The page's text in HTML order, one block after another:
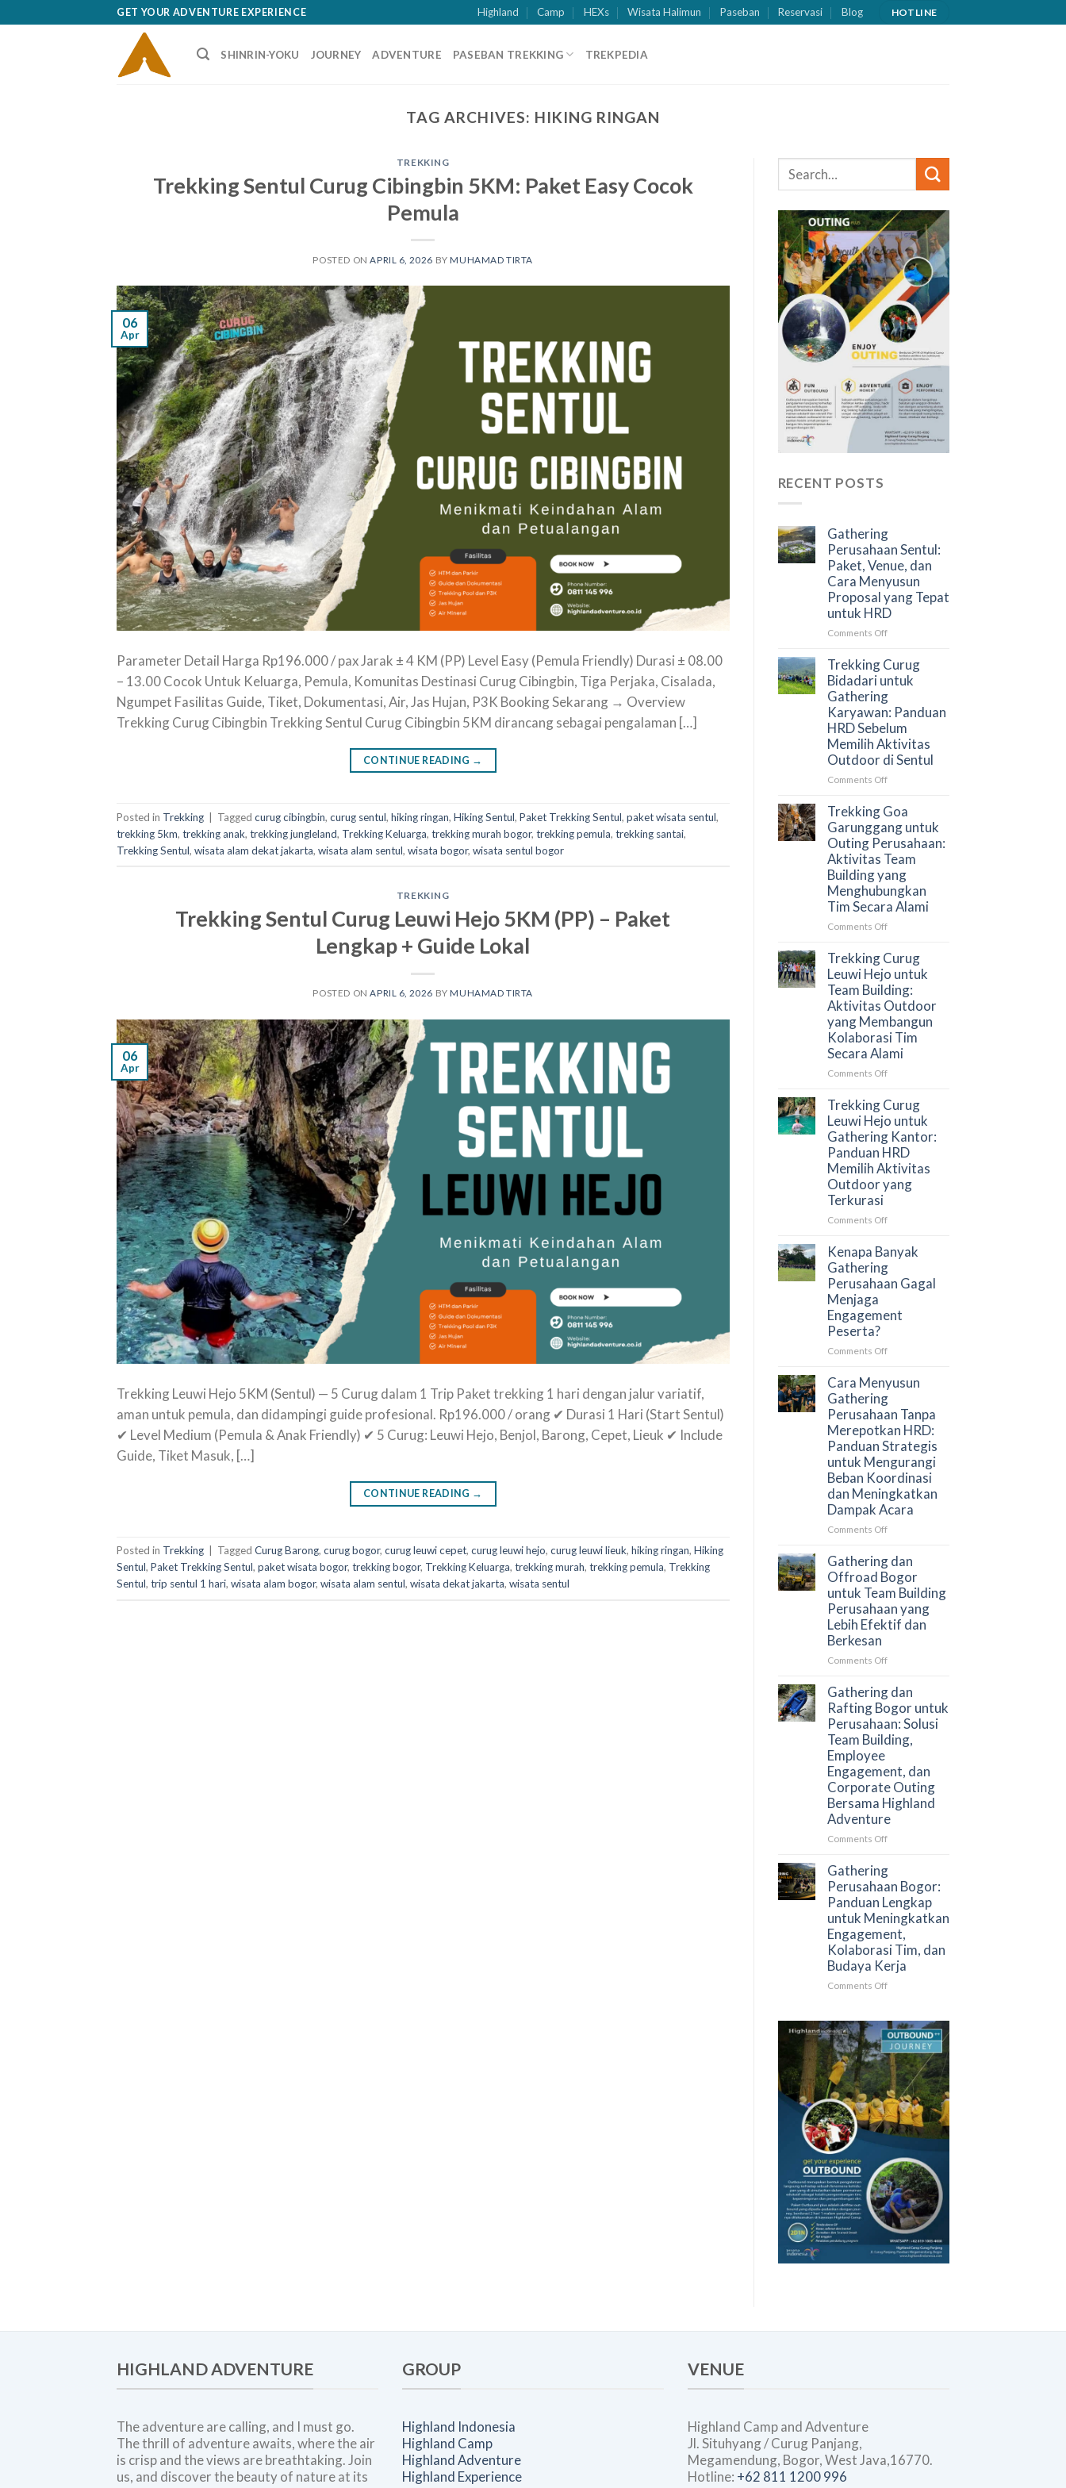
to
GET YOUR ADVENTURE EXPERIENCE Highland Camp HEXs Wisata Halimun Paseban Reservasi Blog HOTLINE
SHINRIN-YOKU JOURNEY ADVENTURE PASEBAN TREKKING TREKPEDIA
TAG ARCHIVES: HIKING RINGAN
TREKKING
Trekking Sentul Curug Cibingbin 5KM: Paket Easy Cocok
Pemula
POSTED ONAPRIL 6, 2026 BYMUHAMAD TIRTA
06
Apr
Parameter Detail Harga Rp196.000 / pax Jarak ± 4 KM (PP) Level Easy (Pemula Friendly) Durasi ± 08.00
– 13.00 Cocok Untuk Keluarga, Pemula, Komunitas Destinasi Curug Cibingbin, Tiga Perjaka, Cisalada,
Ngumpet Fasilitas Guide, Tiket, Dokumentasi, Air, Jas Hujan, P3K Booking Sekarang → Overview
Trekking Curug Cibingbin Trekking Sentul Curug Cibingbin 5KM dirancang sebagai pengalaman […]
CONTINUE READING →
Posted in Trekking Tagged curug cibingbin, curug sentul, hiking ringan, Hiking Sentul, Paket Trekking Sentul, paket wisata sentul,
trekking 5km, trekking anak, trekking jungleland, Trekking Keluarga, trekking murah bogor, trekking pemula, trekking santai,
Trekking Sentul, wisata alam dekat jakarta, wisata alam sentul, wisata bogor, wisata sentul bogor
TREKKING
Trekking Sentul Curug Leuwi Hejo 5KM (PP) – Paket
Lengkap + Guide Lokal
POSTED ONAPRIL 6, 2026 BYMUHAMAD TIRTA
06
Apr
Trekking Leuwi Hejo 5KM (Sentul) — 5 Curug dalam 1 Trip Paket trekking 1 hari dengan jalur variatif,
aman untuk pemula, dan didampingi guide profesional. Rp196.000 / orang ✔ Durasi 1 Hari (Start Sentul)
✔ Level Medium (Pemula & Anak Friendly) ✔ 5 Curug: Leuwi Hejo, Benjol, Barong, Cepet, Lieuk ✔ Include
Guide, Tiket Masuk, […]
CONTINUE READING →
Posted in Trekking Tagged Curug Barong, curug bogor, curug leuwi cepet, curug leuwi hejo, curug leuwi lieuk, hiking ringan, Hiking
Sentul, Paket Trekking Sentul, paket wisata bogor, trekking bogor, Trekking Keluarga, trekking murah, trekking pemula, Trekking
Sentul, trip sentul 1 hari, wisata alam bogor, wisata alam sentul, wisata dekat jakarta, wisata sentul
RECENT POSTS
Gathering
Perusahaan Sentul:
Paket, Venue, dan
Cara Menyusun
Proposal yang Tepat
untuk HRD
Comments Offon
Perusahaan
Sentul:
Paket,
Venue,
dan
Cara
Menyusun
Proposal
yang
untuk
HRD
Trekking Curug
Bidadari untuk
Gathering
Karyawan: Panduan
HRD Sebelum
Memilih Aktivitas
Outdoor di Sentul
Comments Offon
Curug
Bidadari
untuk
Gathering
Karyawan:
Panduan
HRD
Sebelum
Memilih
Outdoor
di
Sentul
Trekking Goa
Garunggang untuk
Outing Perusahaan:
Aktivitas Team
Building yang
Menghubungkan
Tim Secara Alami
Comments Offon
Goa
Garunggang
untuk
Outing
Perusahaan:
Aktivitas
Team
Building
yang
Tim
Secara
Alami
Trekking Curug
Leuwi Hejo untuk
Team Building:
Aktivitas Outdoor
yang Membangun
Kolaborasi Tim
Secara Alami
Comments Offon
Curug
Leuwi
Hejo
untuk
Team
Building:
Aktivitas
yang
Kolaborasi
Tim
Secara
Alami
Trekking Curug
Leuwi Hejo untuk
Gathering Kantor:
Panduan HRD
Memilih Aktivitas
Outdoor yang
Terkurasi
Comments Offon
Curug
Leuwi
Hejo
untuk
Kantor:
HRD
Outdoor
yang
Terkurasi
Kenapa Banyak
Gathering
Perusahaan Gagal
Menjaga
Engagement
Peserta?
Comments Offon
Banyak
Gathering
Perusahaan
Gagal
Menjaga
Engagement
Peserta?
Cara Menyusun
Gathering
Perusahaan Tanpa
Merepotkan HRD:
Panduan Strategis
untuk Mengurangi
Beban Koordinasi
dan Meningkatkan
Dampak Acara
Comments Offon
Menyusun
Gathering
Perusahaan
Tanpa
Merepotkan
HRD:
Strategis
Mengurangi
Beban
Koordinasi
dan
Meningkatkan
Acara
Gathering dan
Offroad Bogor
untuk Team Building
Perusahaan yang
Lebih Efektif dan
Berkesan
Comments Offon
dan
Offroad
Bogor
untuk
Team
Perusahaan
yang
Lebih
Efektif
Gathering dan
Rafting Bogor untuk
Perusahaan: Solusi
Team Building,
Employee
Engagement, dan
Corporate Outing
Bersama Highland
Adventure
Comments Offon
dan
Rafting
Bogor
untuk
Perusahaan:
Solusi
Team
Building,
Employee
Corporate
Outing
Bersama
Highland
Adventure
Gathering
Perusahaan Bogor:
Panduan Lengkap
untuk Meningkatkan
Engagement,
Kolaborasi Tim, dan
Budaya Kerja
Comments Offon
Bogor:
Panduan
Lengkap
untuk
Meningkatkan
Engagement,
Kolaborasi
Tim,
Budaya
Kerja
HIGHLAND ADVENTURE
The adventure are calling, and I must go.
The thrill of adventure awaits, where the air
is crisp and the views are breathtaking. Join
us, and discover the beauty of nature at its
GROUP
Highland Indonesia
Highland Camp
Highland Adventure
Highland Experience
VENUE
Highland Camp and Adventure
Jl. Situhyang / Curug Panjang,
Megamendung, Bogor, West Java,16770.
Hotline: +62 811 1200 996